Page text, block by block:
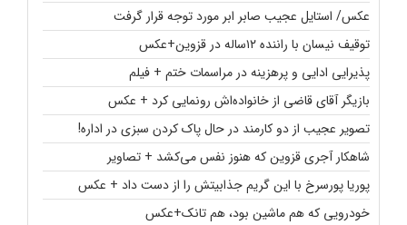
عکس/ استایل عجیب صابر ابر مورد توجه قرار گرفت
توقیف نیسان با راننده ۱۲ساله در قزوین+عکس
پذیرایی ادایی و پرهزینه در مراسمات ختم + فیلم
بازیگر آقای قاضی از خانواده‌اش رونمایی کرد + عکس
تصویر عجیب از دو کارمند در حال پاک کردن سبزی در اداره!
شاهکار آجری قزوین که هنوز نفس می‌کشد + تصاویر
پوریا پورسرخ با این گریم جذابیتش را از دست داد + عکس
خودرویی که هم ماشین بود، هم تانک+عکس